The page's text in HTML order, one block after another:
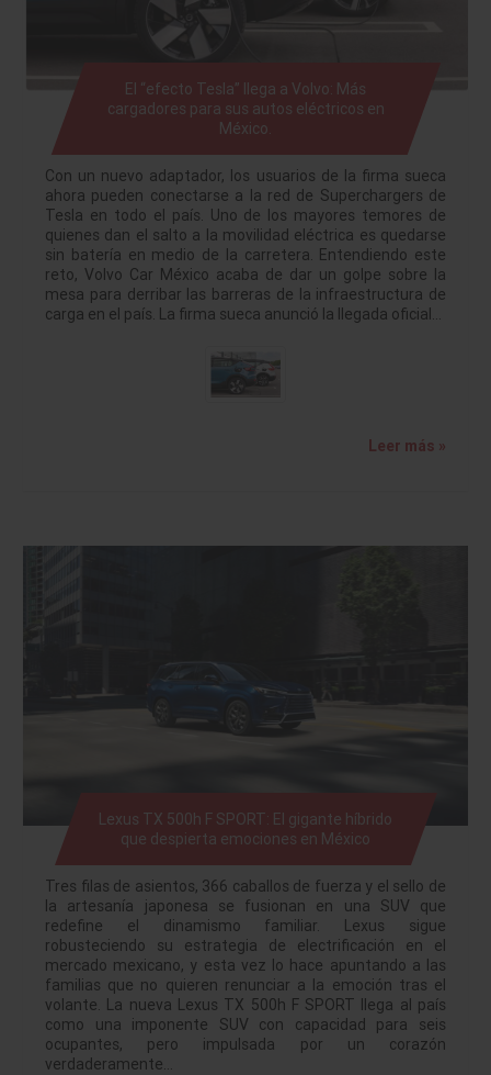
El “efecto Tesla” llega a Volvo: Más
cargadores para sus autos eléctricos en
México.
Con un nuevo adaptador, los usuarios de la firma sueca
ahora pueden conectarse a la red de Superchargers de
Tesla en todo el país. Uno de los mayores temores de
quienes dan el salto a la movilidad eléctrica es quedarse
sin batería en medio de la carretera. Entendiendo este
reto, Volvo Car México acaba de dar un golpe sobre la
mesa para derribar las barreras de la infraestructura de
carga en el país. La firma sueca anunció la llegada oficial…
Leer más »
Lexus TX 500h F SPORT: El gigante híbrido
que despierta emociones en México
Tres filas de asientos, 366 caballos de fuerza y el sello de
la artesanía japonesa se fusionan en una SUV que
redefine el dinamismo familiar. Lexus sigue
robusteciendo su estrategia de electrificación en el
mercado mexicano, y esta vez lo hace apuntando a las
familias que no quieren renunciar a la emoción tras el
volante. La nueva Lexus TX 500h F SPORT llega al país
como una imponente SUV con capacidad para seis
ocupantes, pero impulsada por un corazón
verdaderamente…